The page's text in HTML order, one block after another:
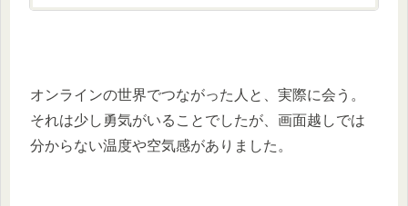
オンラインの世界でつながった人と、実際に会う。
それは少し勇気がいることでしたが、画面越しでは
分からない温度や空気感がありました。